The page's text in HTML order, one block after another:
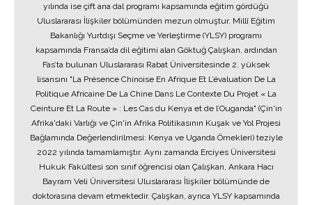
yılında ise çift ana dal programı kapsamında eğitim gördüğü
Uluslararası İlişkiler bölümünden mezun olmuştur. Millî Eğitim
Bakanlığı Yurtdışı Seçme ve Yerleştirme (YLSY) programı
kapsamında Fransa’da dil eğitimi alan Göktuğ Çalışkan, ardından
Fas’ta bulunan Uluslararası Rabat Üniversitesinde 2. yüksek
lisansını "La Présence Chinoise En Afrique Et L’évaluation De La
Politique Africaine De La Chine Dans Le Contexte Du Projet « La
Ceinture Et La Route » : Les Cas du Kenya et de l’Ouganda" (Çin'in
Afrika'daki Varlığı ve Çin'in Afrika Politikasının Kuşak ve Yol Projesi
Bağlamında Değerlendirilmesi: Kenya ve Uganda Örnekleri) teziyle
2022 yılında tamamlamıştır. Aynı zamanda Erciyes Üniversitesi
Hukuk Fakültesi son sınıf öğrencisi olan Çalışkan, Ankara Hacı
Bayram Veli Üniversitesi Uluslararası İlişkiler bölümünde de
doktorasına devam etmektedir. Çalışkan, ayrıca YLSY kapsamında